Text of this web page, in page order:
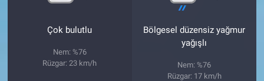
Çok bulutlu
Nem: %76
Rüzgar: 23 km/h
Bölgesel düzensiz yağmur
yağışlı
Nem: %76
Rüzgar: 17 km/h